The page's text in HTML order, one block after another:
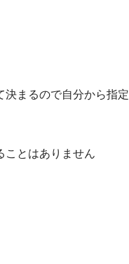
決まるので自分から指定
ことはありません